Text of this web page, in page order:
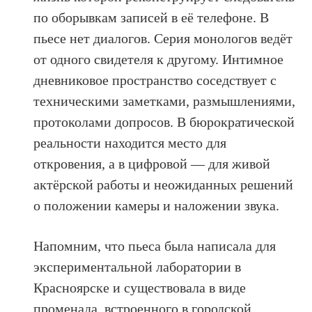
по оборывкам записей в её телефоне. В
пьесе нет диалогов. Серия монологов ведёт
от одного свидетеля к другому. Интимное
дневниковое пространство соседствует с
техническими заметками, размышлениями,
протоколами допросов. В бюрократической
реальности находится место для
откровения, а в цифровой — для живой
актёрской работы и неожиданных решений
о положении камеры и наложении звука.
Напомним, что пьеса была написала для
экспериментальной лаборатории в
Красноярске и существовала в виде
променада, встроенного в городской